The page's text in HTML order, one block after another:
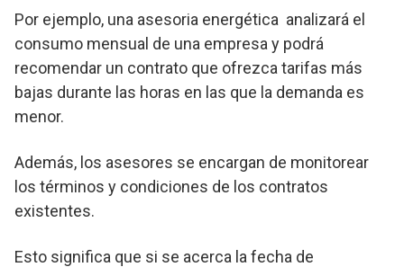
Por ejemplo, una asesoria energética analizará el
consumo mensual de una empresa y podrá
recomendar un contrato que ofrezca tarifas más
bajas durante las horas en las que la demanda es
menor.
Además, los asesores se encargan de monitorear
los términos y condiciones de los contratos
existentes.
Esto significa que si se acerca la fecha de